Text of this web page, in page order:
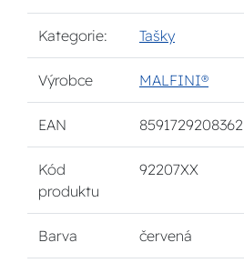
Kategorie: Tašky
Výrobce MALFINI®
EAN 8591729208362
Kód
produktu
92207XX
Barva červená